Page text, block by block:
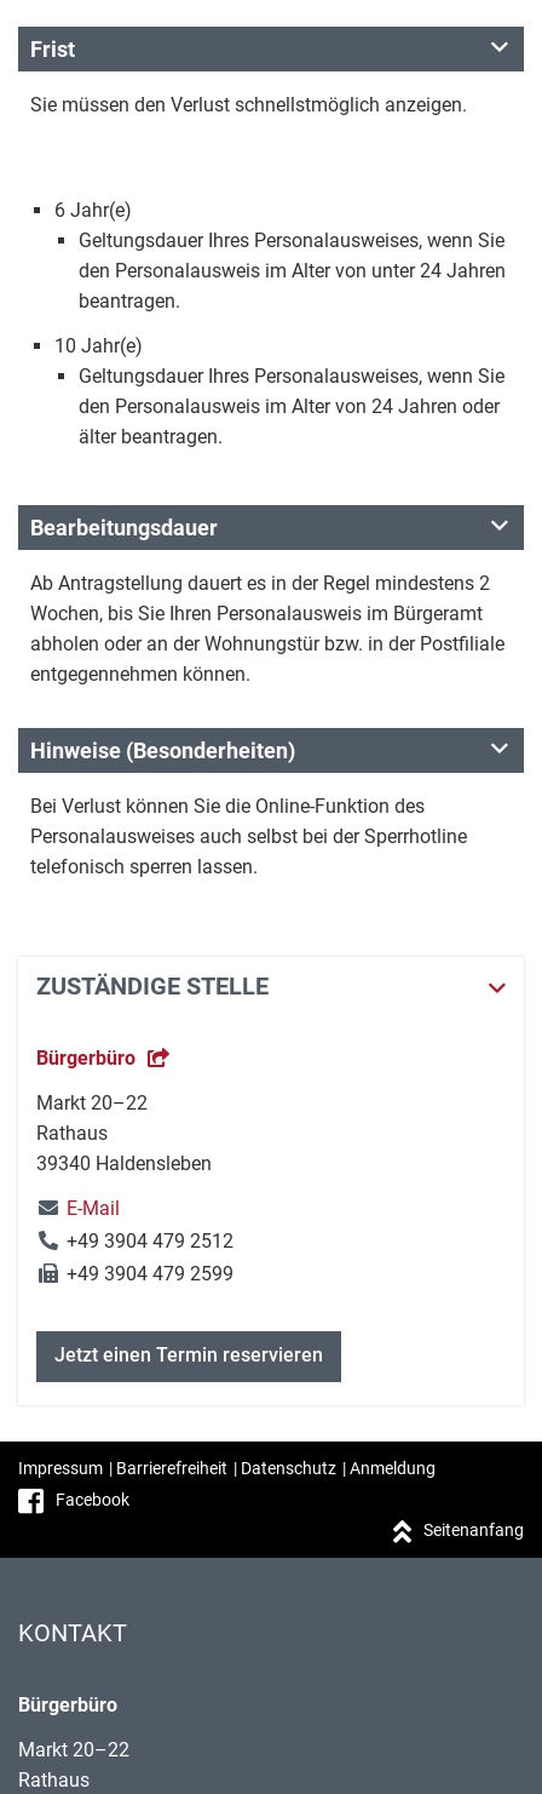
Frist
Sie müssen den Verlust schnellstmöglich anzeigen.
6 Jahr(e)
Geltungsdauer Ihres Personalausweises, wenn Sie
den Personalausweis im Alter von unter 24 Jahren
beantragen.
10 Jahr(e)
Geltungsdauer Ihres Personalausweises, wenn Sie
den Personalausweis im Alter von 24 Jahren oder
älter beantragen.
Bearbeitungsdauer
Ab Antragstellung dauert es in der Regel mindestens 2
Wochen, bis Sie Ihren Personalausweis im Bürgeramt
abholen oder an der Wohnungstür bzw. in der Postfiliale
entgegennehmen können.
Hinweise (Besonderheiten)
Bei Verlust können Sie die Online-Funktion des
Personalausweises auch selbst bei der Sperrhotline
telefonisch sperren lassen.
ZUSTÄNDIGE STELLE
Bürgerbüro
Markt 20–22
Rathaus
39340 Haldensleben
E-Mail
+49 3904 479 2512
+49 3904 479 2599
Jetzt einen Termin reservieren
Impressum | Barrierefreiheit | Datenschutz |Anmeldung
Facebook
Seitenanfang
KONTAKT
Bürgerbüro
Markt 20–22
Rathaus